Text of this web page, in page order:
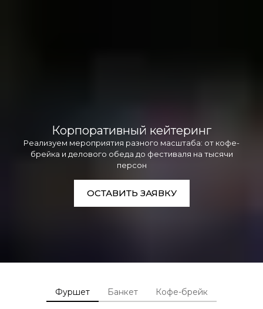
Корпоративный кейтеринг
Реализуем мероприятия разного масштаба: от кофе-
брейка и делового обеда до фестиваля на тысячи
персон
ОСТАВИТЬ ЗАЯВКУ
Фуршет Банкет Кофе-брейк